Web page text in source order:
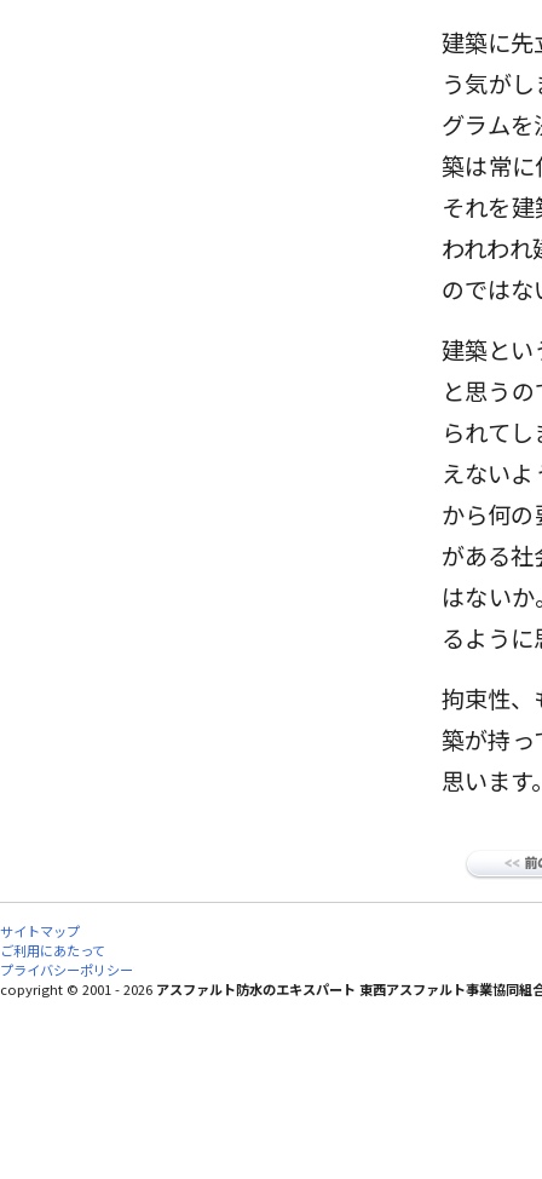
建築に先
う気が
グラム
築は常
それを
われわ
のではな
建築とい
と思う
られて
えない
から何
がある
はない
るように
拘束性、
築が持
思います
サイトマップ
ご利用にあたって
プライバシーポリシー
copyright © 2001 - 2026 アスファルト防水のエキスパート 東西アスファルト事業協同組